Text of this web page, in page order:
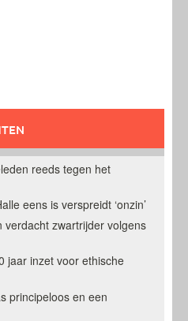
reeds tegen het
eens is verspreidt ‘onzin’
verdacht zwartrijder volgens
jaar inzet voor ethische
principeloos en een